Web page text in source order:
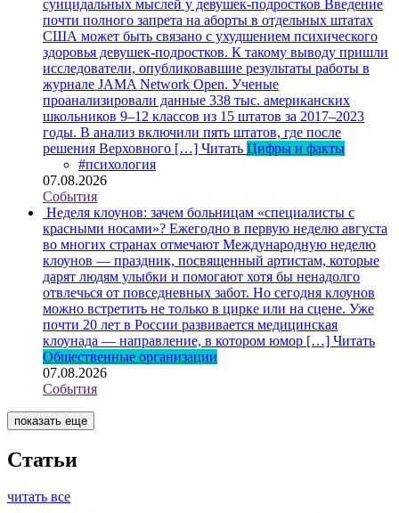
суицидальных мыслей у девушек-подростков Введение
почти полного запрета на аборты в отдельных штатах
США может быть связано с ухудшением психического
здоровья девушек-подростков. К такому выводу пришли
исследователи, опубликовавшие результаты работы в
журнале JAMA Network Open. Ученые
проанализировали данные 338 тыс. американских
школьников 9–12 классов из 15 штатов за 2017–2023
годы. В анализ включили пять штатов, где после
решения Верховного […] Читать Цифры и факты
#психология
07.08.2026
События
Неделя клоунов: зачем больницам «специалисты с
красными носами»? Ежегодно в первую неделю августа
во многих странах отмечают Международную неделю
клоунов — праздник, посвященный артистам, которые
дарят людям улыбки и помогают хотя бы ненадолго
отвлечься от повседневных забот. Но сегодня клоунов
можно встретить не только в цирке или на сцене. Уже
почти 20 лет в России развивается медицинская
клоунада — направление, в котором юмор […] Читать
Общественные организации
07.08.2026
События
показать еще
Статьи
читать все